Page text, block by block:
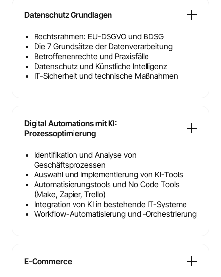
Datenschutz Grundlagen
Rechtsrahmen: EU-DSGVO und BDSG
Die 7 Grundsätze der Datenverarbeitung
Betroffenenrechte und Praxisfälle
Datenschutz und Künstliche Intelligenz
IT-Sicherheit und technische Maßnahmen
Digital Automations mit KI:
Prozessoptimierung
Identifikation und Analyse von
Geschäftsprozessen
Auswahl und Implementierung von KI-Tools
Automatisierungstools und No Code Tools
(Make, Zapier, Trello)
Integration von KI in bestehende IT-Systeme
Workflow-Automatisierung und ‑Orchestrierung
E-Commerce